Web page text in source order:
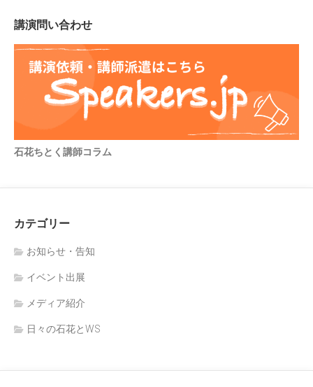
講演問い合わせ
石花ちとく講師コラム
カテゴリー
お知らせ・告知
イベント出展
メディア紹介
日々の石花とWS